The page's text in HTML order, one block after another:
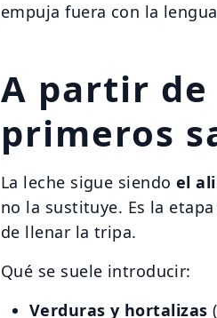
empuja fuera con la
A partir de
primeros
La leche sigue siendo el
no la sustituye. Es la
de llenar la tripa.
Qué se suele introducir:
Verduras y hortalizas